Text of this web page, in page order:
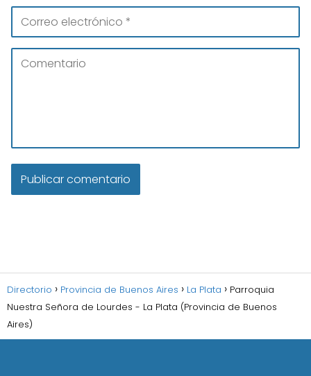
Directorio Provincia de Buenos Aires La Plata
Parroquia
Nuestra Señora de Lourdes - La Plata (Provincia de Buenos
Aires)